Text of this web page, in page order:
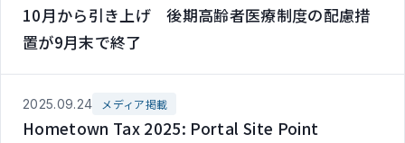
10月から引き上げ 後期高齢者医療制度の配慮措
置が9月末で終了
2025.09.24 メディア掲載
Hometown Tax 2025: Portal Site Point